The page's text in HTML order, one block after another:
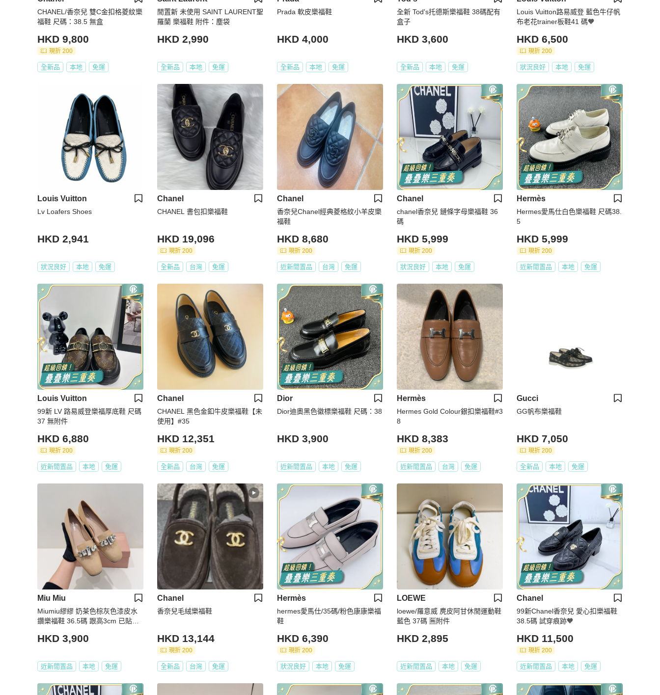
CHANEL/香奈兒 雙C金扣格菱紋樂
福鞋 尺碼：38.5 無盒
HKD 9,800
現折 200
全新品 本地 免運
閒置新 未使用 SAINT LAURENT聖
羅蘭 樂福鞋 附件：塵袋
HKD 2,990
全新品 本地 免運
Prada 軟皮樂福鞋
HKD 4,000
全新品 本地 免運
全新 Tod's托德斯樂福鞋 38碼配有
盒子
HKD 3,600
全新品 本地 免運
Louis Vuitton路易威登 藍色牛仔帆
布老花trainer板鞋41 碼🧡
HKD 6,500
現折 200
狀況良好 本地 免運
Louis Vuitton
Lv Loafers Shoes
HKD 2,941
狀況良好 本地 免運
Chanel
CHANEL 書包扣樂福鞋
HKD 19,096
現折 200
全新品 台灣 免運
Chanel
香奈兒Chanel經典菱格紋小羊皮樂
福鞋
HKD 8,680
現折 200
近新閒置品 台灣 免運
Chanel
chanel香奈兒 鏈條字母樂福鞋 36
碼
HKD 5,999
現折 200
狀況良好 本地 免運
Hermès
Hermes愛馬仕白色樂福鞋 尺碼38.
5
HKD 5,999
現折 200
近新閒置品 本地 免運
Louis Vuitton
99新 LV 路易威登樂福厚底鞋 尺碼
37 無附件
HKD 6,880
現折 200
近新閒置品 本地 免運
Chanel
CHANEL 黑色金釦牛皮樂福鞋【未
使用】#35
HKD 12,351
現折 200
全新品 台灣 免運
Dior
Dior迪奧黑色徽標樂福鞋 尺碼：38
HKD 3,900
近新閒置品 本地 免運
Hermès
Hermes Gold Colour銀扣樂福鞋#3
8
HKD 8,383
現折 200
近新閒置品 台灣 免運
Gucci
GG帆布樂福鞋
HKD 7,050
現折 200
全新品 本地 免運
Miu Miu
Miumiu繆繆 奶茶色棕灰色漆皮水
鑽樂福鞋 36.5碼 跟高3cm 已貼底
HKD 3,900
近新閒置品 本地 免運
Chanel
香奈兒毛絨樂福鞋
HKD 13,144
現折 200
全新品 台灣 免運
Hermès
hermes愛馬仕/35碼/粉色康康樂福
鞋
HKD 6,390
現折 200
狀況良好 本地 免運
LOEWE
loewe/羅意威 麂皮阿甘休閒運動鞋
藍色 37碼 🈚附件
HKD 2,895
近新閒置品 本地 免運
Chanel
99新Chanel香奈兒 愛心扣樂福鞋
38.5碼 試穿痕跡🧡
HKD 11,500
現折 200
近新閒置品 本地 免運